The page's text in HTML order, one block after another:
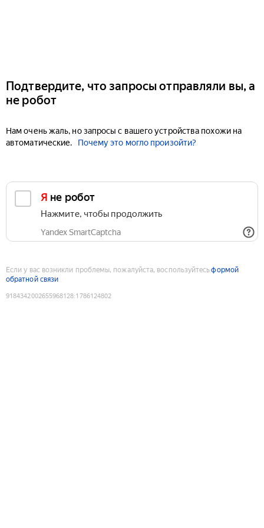
Подтвердите, что запросы отправляли вы, а
не робот
Нам очень жаль, но запросы с вашего устройства похожи на
автоматические.
Почему это могло произойти?
Я не робот
Нажмите, чтобы продолжить
Yandex SmartCaptcha
Если у вас возникли проблемы, пожалуйста, воспользуйтесьформой
обратной связи
9184342002655968128:1786124802